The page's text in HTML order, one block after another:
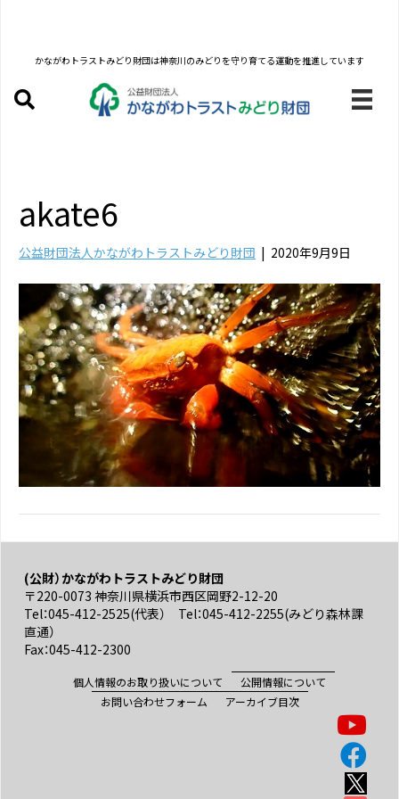
かながわトラストみどり財団は神奈川のみどりを守り育てる運動を推進しています
akate6
公益財団法人かながわトラストみどり財団 | 2020年9月9日
(公財）かながわトラストみどり財団
〒220-0073 神奈川県横浜市西区岡野2-12-20
Tel：045-412-2525(代表） Tel：045-412-2255(みどり森林課
直通）
Fax：045-412-2300
個人情報のお取り扱いについて
公開情報について
お問い合わせフォーム
アーカイブ目次